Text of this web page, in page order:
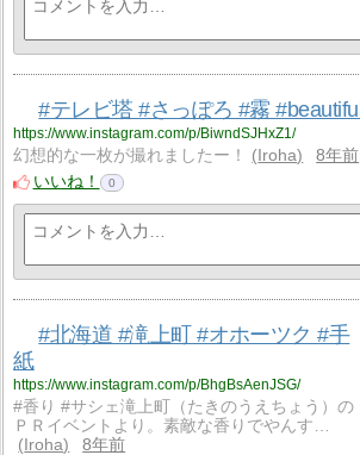
#テレビ塔 #さっぽろ #霧 #beautiful
https://www.instagram.com/p/BiwndSJHxZ1/
幻想的な一枚が撮れましたー！ Iroha
8年前
いいね！
0
#北海道 #滝上町 #オホーツク #手
紙
https://www.instagram.com/p/BhgBsAenJSG/
#香り #サシェ滝上町（たきのうえちょう）の
ＰＲイベントより。素敵な香りでやんす…
Iroha
8年前